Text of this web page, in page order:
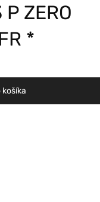
ZERO
*
košíka